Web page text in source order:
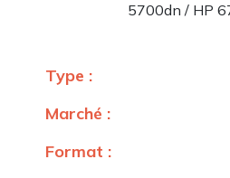
5700dn / HP
Type :
Marché :
Format :